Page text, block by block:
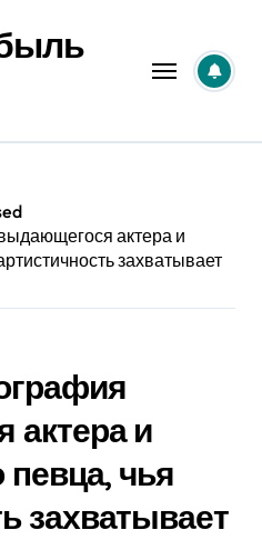
актера и
захватывает
и
певца, чья
захватывает